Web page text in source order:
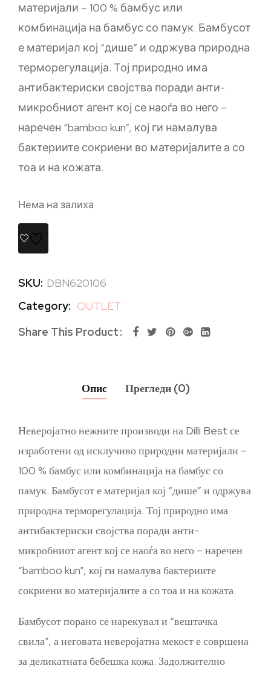
материјали – 100 % бамбус или
комбинација на бамбус со памук. Бамбусот
е материјал кој “дише” и одржува природна
терморегулација. Тој природно има
антибактериски својства поради анти-
микробниот агент кој се наоѓа во него –
наречен “bamboo kun”, кој ги намалува
бактериите сокриени во материјалите а со
тоа и на кожата.
Нема на залиха
SKU: DBN620106
Category: OUTLET
Share This Product
Опис Прегледи (0)
Неверојатно нежните производи на Dilli Best се
изработени од исклучиво природни материјали –
100 % бамбус или комбинација на бамбус со
памук. Бамбусот е материјал кој “дише” и одржува
природна терморегулација. Тој природно има
антибактериски својства поради анти-
микробниот агент кој се наоѓа во него – наречен
“bamboo kun”, кој ги намалува бактериите
сокриени во материјалите а со тоа и на кожата.
Бамбусот порано се нарекувал и “вештачка
свила”, а неговата неверојатна мекост е совршена
за деликатната бебешка кожа. Задолжително